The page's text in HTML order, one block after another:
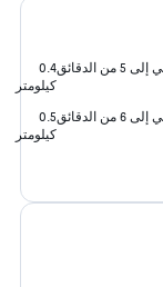
الدقائق
0.4
كيلومتر
الدقائق
0.5
كيلومتر